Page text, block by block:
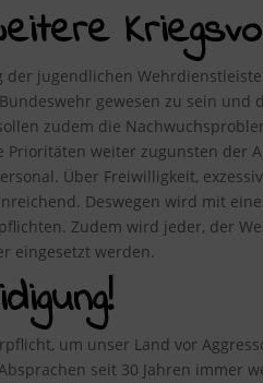
jugendlichen
gewesen zu sein und
zudem die
Prioritäten weiter zugunsten
Über Freiwilligkeit,
Deswegen wird mit
Zudem wird jeder, der
eingesetzt werden.
um unser Land vor
seit 30 Jahren immer